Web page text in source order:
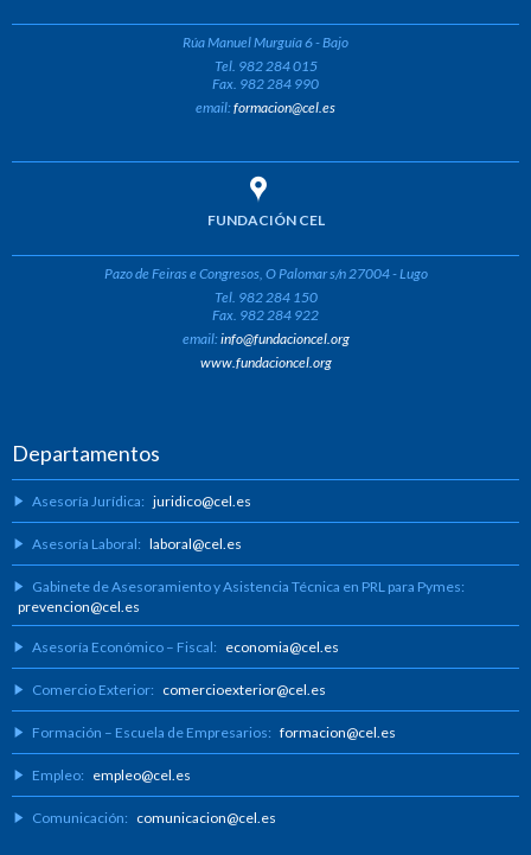
Rúa Manuel Murguía 6 - Bajo
Tel. 982 284 015
Fax. 982 284 990
email:formacion@cel.es
FUNDACIÓN CEL
Pazo de Feiras e Congresos, O Palomar s/n 27004 - Lugo
Tel. 982 284 150
Fax. 982 284 922
email:info@fundacioncel.org
www.fundacioncel.org
Departamentos
Asesoría Jurídica: juridico@cel.es
Asesoría Laboral: laboral@cel.es
Gabinete de Asesoramiento y Asistencia Técnica en PRL para Pymes:
prevencion@cel.es
Asesoría Económico – Fiscal: economia@cel.es
Comercio Exterior: comercioexterior@cel.es
Formación – Escuela de Empresarios: formacion@cel.es
Empleo: empleo@cel.es
Comunicación: comunicacion@cel.es